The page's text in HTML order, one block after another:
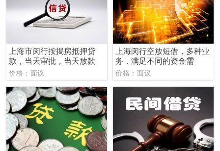
上海市闵行按揭房抵押贷
款，当天审批，当天放款
价格：面议
上海闵行空放短借，多种业
务，满足不同的资金需
价格：面议